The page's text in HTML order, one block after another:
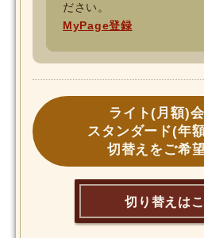
ださい。
MyPage登録
ライト(月額)
スタンダード(年
切替えをご希
切り替えは